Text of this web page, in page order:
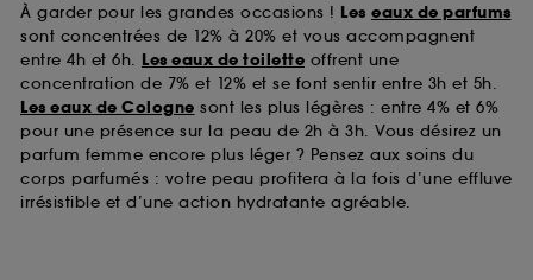
À garder pour les grandes occasions ! Les eaux de parfums
sont concentrées de 12% à 20% et vous accompagnent
entre 4h et 6h. Les eaux de toilette offrent une
concentration de 7% et 12% et se font sentir entre 3h et 5h.
Les eaux de Cologne sont les plus légères : entre 4% et 6%
pour une présence sur la peau de 2h à 3h. Vous désirez un
parfum femme encore plus léger ? Pensez aux soins du
corps parfumés : votre peau profitera à la fois d’une effluve
irrésistible et d’une action hydratante agréable.